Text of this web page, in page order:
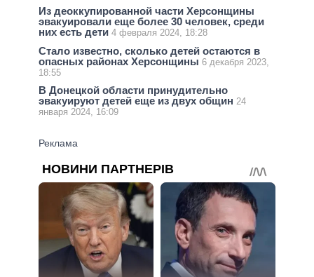
Из деоккупированной части Херсонщины
эвакуировали еще более 30 человек, среди
них есть дети 4 февраля 2024, 18:28
Стало известно, сколько детей остаются в
опасных районах Херсонщины 6 декабря 2023,
18:55
В Донецкой области принудительно
эвакуируют детей еще из двух общин 24
января 2024, 16:09